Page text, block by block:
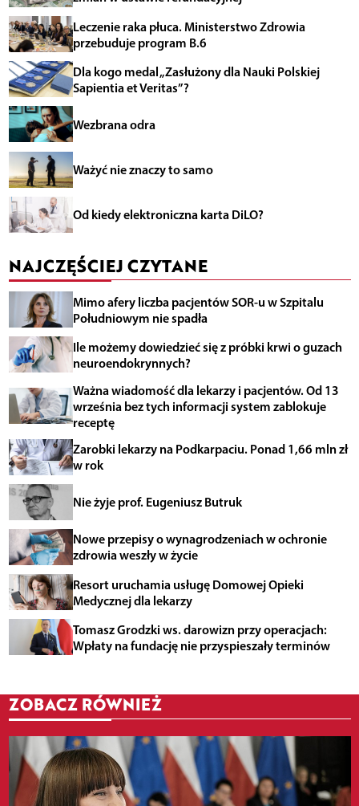
Leczenie raka płuca. Ministerstwo Zdrowia
przebuduje program B.6
Dla kogo medal „Zasłużony dla Nauki Polskiej
Sapientia et Veritas”?
Wezbrana odra
Ważyć nie znaczy to samo
Od kiedy elektroniczna karta DiLO?
NAJCZĘŚCIEJ CZYTANE
Mimo afery liczba pacjentów SOR-u w Szpitalu
Południowym nie spadła
Ile możemy dowiedzieć się z próbki krwi o guzach
neuroendokrynnych?
Ważna wiadomość dla lekarzy i pacjentów. Od 13
września bez tych informacji system zablokuje
receptę
Zarobki lekarzy na Podkarpaciu. Ponad 1,66 mln zł
w rok
Nie żyje prof. Eugeniusz Butruk
Nowe przepisy o wynagrodzeniach w ochronie
zdrowia weszły w życie
Resort uruchamia usługę Domowej Opieki
Medycznej dla lekarzy
Tomasz Grodzki ws. darowizn przy operacjach:
Wpłaty na fundację nie przyspieszały terminów
ZOBACZ RÓWNIEŻ